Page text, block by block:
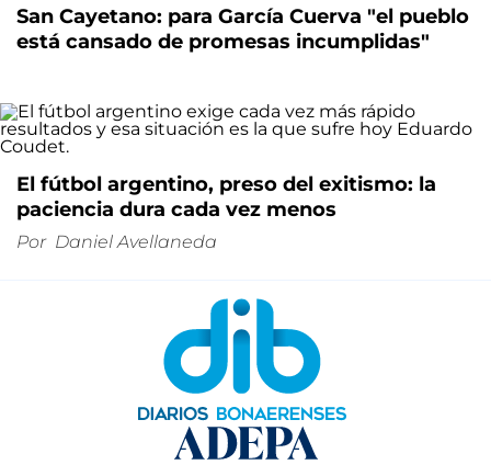
San Cayetano: para García Cuerva "el pueblo
está cansado de promesas incumplidas"
El fútbol argentino, preso del exitismo: la
paciencia dura cada vez menos
Por Daniel Avellaneda